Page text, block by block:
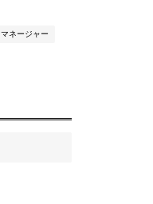
マネージャー